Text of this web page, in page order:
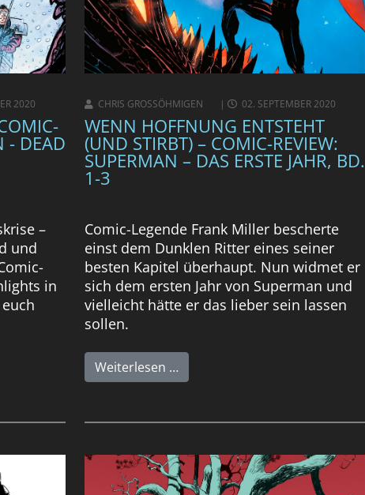
2020
- DEAD
–
und
in
CHRIS GROSSÖHMIGEN 02. SEPTEMBER 2020
WENN HOFFNUNG ENTSTEHT
(UND STIRBT) – COMIC-REVIEW:
SUPERMAN – DAS ERSTE JAHR, BD.
1-3
Comic-Legende Frank Miller bescherte
einst dem Dunklen Ritter eines seiner
besten Kapitel überhaupt. Nun widmet er
sich dem ersten Jahr von Superman und
vielleicht hätte er das lieber sein lassen
sollen.
Weiterlesen …